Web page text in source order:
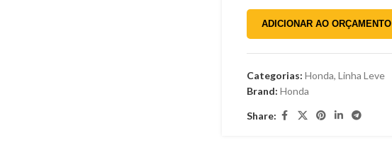
ADICIONAR AO ORÇAMENTO
Categorias: Honda, Linha Leve
Brand: Honda
Share: